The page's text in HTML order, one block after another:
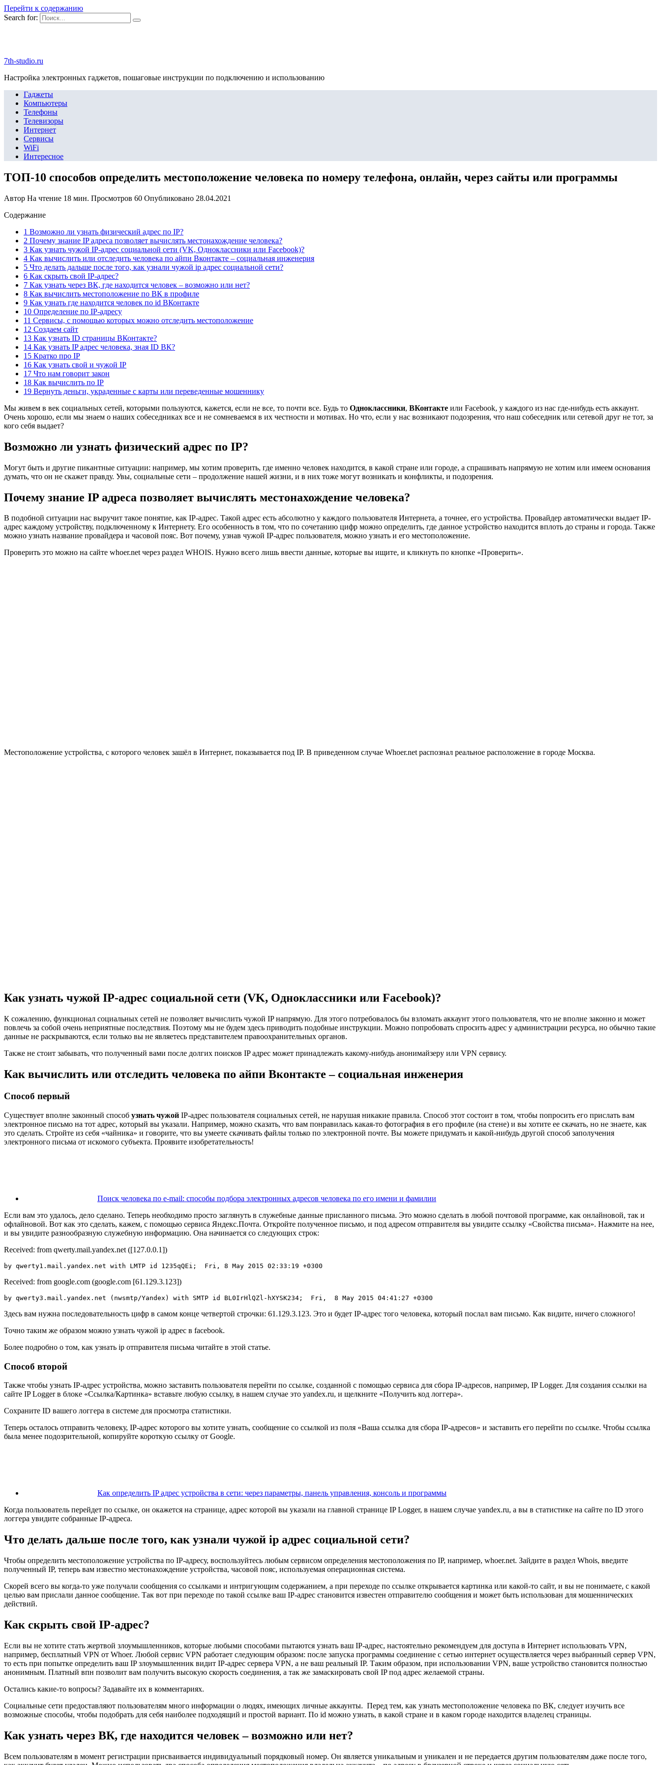
Перейти к содержанию
Search for:
7th-studio.ru
Настройка электронных гаджетов, пошаговые инструкции по подключению и использованию
Гаджеты
Компьютеры
Телефоны
Телевизоры
Интернет
Сервисы
WiFi
Интересное
ТОП-10 способов определить местоположение человека по номеру телефона, онлайн, через сайты или программы
Автор На чтение 18 мин. Просмотров 60 Опубликовано 28.04.2021
Содержание
1 Возможно ли узнать физический адрес по IP?
2 Почему знание IP адреса позволяет вычислять местонахождение человека?
3 Как узнать чужой IP-адрес социальной сети (VK, Одноклассники или Facebook)?
4 Как вычислить или отследить человека по айпи Вконтакте – социальная инженерия
5 Что делать дальше после того, как узнали чужой ip адрес социальной сети?
6 Как скрыть свой IP-адрес?
7 Как узнать через ВК, где находится человек – возможно или нет?
8 Как вычислить местоположение по ВК в профиле
9 Как узнать где находится человек по id ВКонтакте
10 Определение по IP-адресу
11 Сервисы, с помощью которых можно отследить местоположение
12 Создаем сайт
13 Как узнать ID страницы ВКонтакте?
14 Как узнать IP адрес человека, зная ID ВК?
15 Кратко про IP
16 Как узнать свой и чужой IP
17 Что нам говорит закон
18 Как вычислить по IP
19 Вернуть деньги, украденные с карты или переведенные мошеннику
Мы живем в век социальных сетей, которыми пользуются, кажется, если не все, то почти все. Будь то Одноклассники, ВКонтакте или Facebook, у каждого из нас где-нибудь есть аккаунт.
Очень хорошо, если мы знаем о наших собеседниках все и не сомневаемся в их честности и мотивах. Но что, если у нас возникают подозрения, что наш собеседник или сетевой друг не тот, за
кого себя выдает?
Возможно ли узнать физический адрес по IP?
Могут быть и другие пикантные ситуации: например, мы хотим проверить, где именно человек находится, в какой стране или городе, а спрашивать напрямую не хотим или имеем основания
думать, что он не скажет правду. Увы, социальные сети – продолжение нашей жизни, и в них тоже могут возникать и конфликты, и подозрения.
Почему знание IP адреса позволяет вычислять местонахождение человека?
В подобной ситуации нас выручит такое понятие, как IP-адрес. Такой адрес есть абсолютно у каждого пользователя Интернета, а точнее, его устройства. Провайдер автоматически выдает IP-
адрес каждому устройству, подключенному к Интернету. Его особенность в том, что по сочетанию цифр можно определить, где данное устройство находится вплоть до страны и города. Также
можно узнать название провайдера и часовой пояс. Вот почему, узнав чужой IP-адрес пользователя, можно узнать и его местоположение.
Проверить это можно на сайте whoer.net через раздел WHOIS. Нужно всего лишь ввести данные, которые вы ищите, и кликнуть по кнопке «Проверить».
Местоположение устройства, с которого человек зашёл в Интернет, показывается под IP. В приведенном случае Whoer.net распознал реальное расположение в городе Москва.
Как узнать чужой IP-адрес социальной сети (VK, Одноклассники или Facebook)?
К сожалению, функционал социальных сетей не позволяет вычислить чужой IP напрямую. Для этого потребовалось бы взломать аккаунт этого пользователя, что не вполне законно и может
повлечь за собой очень неприятные последствия. Поэтому мы не будем здесь приводить подобные инструкции. Можно попробовать спросить адрес у администрации ресурса, но обычно такие
данные не раскрываются, если только вы не являетесь представителем правоохранительных органов.
Также не стоит забывать, что полученный вами после долгих поисков IP адрес может принадлежать какому-нибудь анонимайзеру или VPN сервису.
Как вычислить или отследить человека по айпи Вконтакте – социальная инженерия
Способ первый
Существует вполне законный способ узнать чужой IP-адрес пользователя социальных сетей, не нарушая никакие правила. Способ этот состоит в том, чтобы попросить его прислать вам
электронное письмо на тот адрес, который вы указали. Например, можно сказать, что вам понравилась какая-то фотография в его профиле (на стене) и вы хотите ее скачать, но не знаете, как
это сделать. Стройте из себя «чайника» и говорите, что вы умеете скачивать файлы только по электронной почте. Вы можете придумать и какой-нибудь другой способ заполучения
электронного письма от искомого субъекта. Проявите изобретательность!
Поиск человека по e-mail: способы подбора электронных адресов человека по его имени и фамилии
Если вам это удалось, дело сделано. Теперь необходимо просто заглянуть в служебные данные присланного письма. Это можно сделать в любой почтовой программе, как онлайновой, так и
офлайновой. Вот как это сделать, кажем, с помощью сервиса Яндекс.Почта. Откройте полученное письмо, и под адресом отправителя вы увидите ссылку «Свойства письма». Нажмите на нее,
и вы увидите разнообразную служебную информацию. Она начинается со следующих строк:
Received: from qwerty.mail.yandex.net ([127.0.0.1])
by qwerty1.mail.yandex.net with LMTP id 1235qQEi;  Fri, 8 May 2015 02:33:19 +0300
Received: from google.com (google.com [61.129.3.123])
by qwerty3.mail.yandex.net (nwsmtp/Yandex) with SMTP id BL0IrHlQZl-hXYSK234;  Fri,  8 May 2015 04:41:27 +0300
Здесь вам нужна последовательность цифр в самом конце четвертой строчки: 61.129.3.123. Это и будет IP-адрес того человека, который послал вам письмо. Как видите, ничего сложного!
Точно таким же образом можно узнать чужой ip адрес в facebook.
Более подробно о том, как узнать ip отправителя письма читайте в этой статье.
Способ второй
Также чтобы узнать IP-адрес устройства, можно заставить пользователя перейти по ссылке, созданной с помощью сервиса для сбора IP-адресов, например, IP Logger. Для создания ссылки на
сайте IP Logger в блоке «Ссылка/Картинка» вставьте любую ссылку, в нашем случае это yandex.ru, и щелкните «Получить код логгера».
Сохраните ID вашего логгера в системе для просмотра статистики.
Теперь осталось отправить человеку, IP-адрес которого вы хотите узнать, сообщение со ссылкой из поля «Ваша ссылка для сбора IP-адресов» и заставить его перейти по ссылке. Чтобы ссылка
была менее подозрительной, копируйте короткую ссылку от Google.
Как определить IP адрес устройства в сети: через параметры, панель управления, консоль и программы
Когда пользователь перейдет по ссылке, он окажется на странице, адрес которой вы указали на главной странице IP Logger, в нашем случае yandex.ru, а вы в статистике на сайте по ID этого
логгера увидите собранные IP-адреса.
Что делать дальше после того, как узнали чужой ip адрес социальной сети?
Чтобы определить местоположение устройства по IP-адресу, воспользуйтесь любым сервисом определения местоположения по IP, например, whoer.net. Зайдите в раздел Whois, введите
полученный IP, теперь вам известно местонахождение устройства, часовой пояс, используемая операционная система.
Скорей всего вы когда-то уже получали сообщения со ссылками и интригующим содержанием, а при переходе по ссылке открывается картинка или какой-то сайт, и вы не понимаете, с какой
целью вам прислали данное сообщение. Так вот при переходе по такой ссылке ваш IP-адрес становится известен отправителю сообщения и может быть использован для мошеннических
действий.
Как скрыть свой IP-адрес?
Если вы не хотите стать жертвой злоумышленников, которые любыми способами пытаются узнать ваш IP-адрес, настоятельно рекомендуем для доступа в Интернет использовать VPN,
например, бесплатный VPN от Whoer. Любой сервис VPN работает следующим образом: после запуска программы соединение с сетью интернет осуществляется через выбранный сервер VPN,
то есть при попытке определить ваш IP злоумышленник видит IP-адрес сервера VPN, а не ваш реальный IP. Таким образом, при использовании VPN, ваше устройство становится полностью
анонимным. Платный впн позволит вам получить высокую скорость соединения, а так же замаскировать свой IP под адрес желаемой страны.
Остались какие-то вопросы? Задавайте их в комментариях.
Социальные сети предоставляют пользователям много информации о людях, имеющих личные аккаунты. Перед тем, как узнать местоположение человека по ВК, следует изучить все
возможные способы, чтобы подобрать для себя наиболее подходящий и простой вариант. По id можно узнать, в какой стране и в каком городе находится владелец страницы.
Как узнать через ВК, где находится человек – возможно или нет?
Всем пользователям в момент регистрации присваивается индивидуальный порядковый номер. Он является уникальным и уникален и не передается другим пользователям даже после того,